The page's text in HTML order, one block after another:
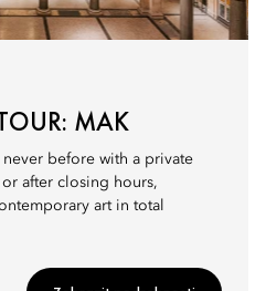
MAK
before with a private
after closing hours,
art in total